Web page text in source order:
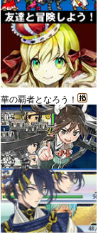
華の覇者となろう！